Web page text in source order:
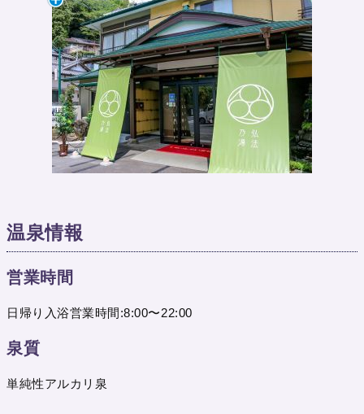
温泉情報
営業時間
日帰り入浴営業時間:8:00〜22:00
泉質
単純性アルカリ泉